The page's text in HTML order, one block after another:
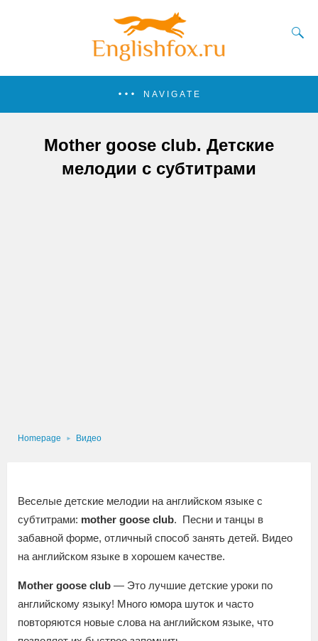
NAVIGATE
Mother goose club. Детские
мелодии с субтитрами
Homepage Видео
Веселые детские мелодии на английском языке с
субтитрами: mother goose club. Песни и танцы в
забавной форме, отличный способ занять детей. Видео
на английском языке в хорошем качестве.
Mother goose club — Это лучшие детские уроки по
английскому языку! Много юмора шуток и часто
повторяются новые слова на английском языке, что